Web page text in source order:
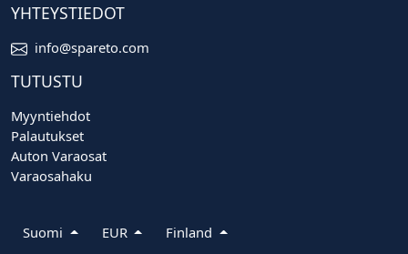
YHTEYSTIEDOT
info@spareto.com
TUTUSTU
Myyntiehdot
Palautukset
Auton Varaosat
Varaosahaku
Suomi EUR Finland